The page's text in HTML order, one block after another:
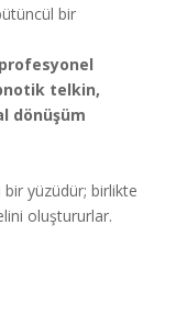
bir
telkin,
dönüşüm
yüzüdür; birlikte
oluştururlar.